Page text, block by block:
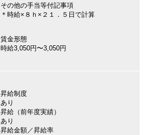
その他の手当等付記事項
＊時給×８ｈ×２１．５日で計算
賃金形態
時給3,050円〜3,050円
昇給制度
あり
昇給（前年度実績）
あり
昇給金額／昇給率